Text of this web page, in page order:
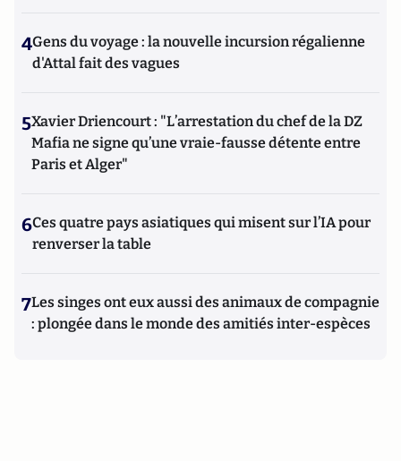
4Gens du voyage : la nouvelle incursion régalienne
d'Attal fait des vagues
5Xavier Driencourt : "L’arrestation du chef de la DZ
Mafia ne signe qu’une vraie-fausse détente entre
Paris et Alger"
6Ces quatre pays asiatiques qui misent sur l’IA pour
renverser la table
7Les singes ont eux aussi des animaux de compagnie
: plongée dans le monde des amitiés inter-espèces